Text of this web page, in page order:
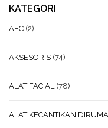
KATEGORI
AFC (2)
AKSESORIS (74)
ALAT FACIAL (78)
ALAT KECANTIKAN